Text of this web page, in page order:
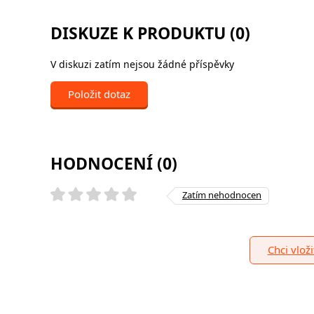
DISKUZE K PRODUKTU (0)
V diskuzi zatím nejsou žádné příspěvky
Položit dotaz
HODNOCENÍ (0)
Zatím nehodnocen
Chci